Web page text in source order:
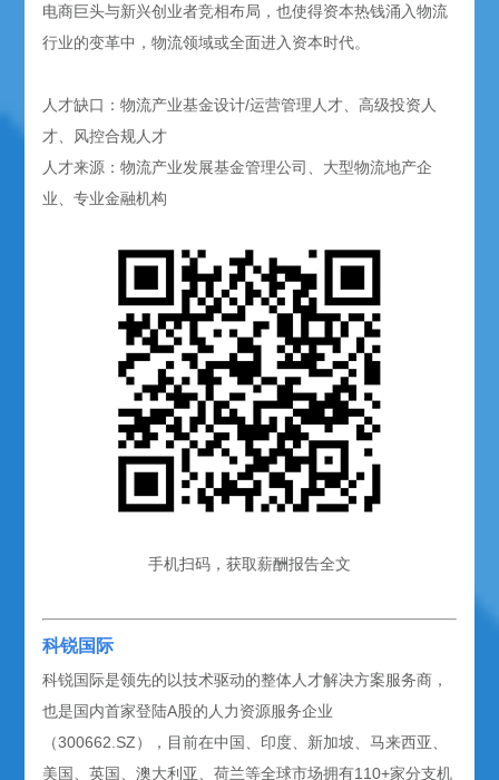
电商巨头与新兴创业者竞相布局，也使得资本热钱涌入物流
行业的变革中，物流领域或全面进入资本时代。
人才缺口：物流产业基金设计/运营管理人才、高级投资人
才、风控合规人才
人才来源：物流产业发展基金管理公司、大型物流地产企
业、专业金融机构
手机扫码，获取薪酬报告全文
科锐国际
科锐国际是领先的以技术驱动的整体人才解决方案服务商，
也是国内首家登陆A股的人力资源服务企业
（300662.SZ），目前在中国、印度、新加坡、马来西亚、
美国、英国、澳大利亚、荷兰等全球市场拥有110+家分支机